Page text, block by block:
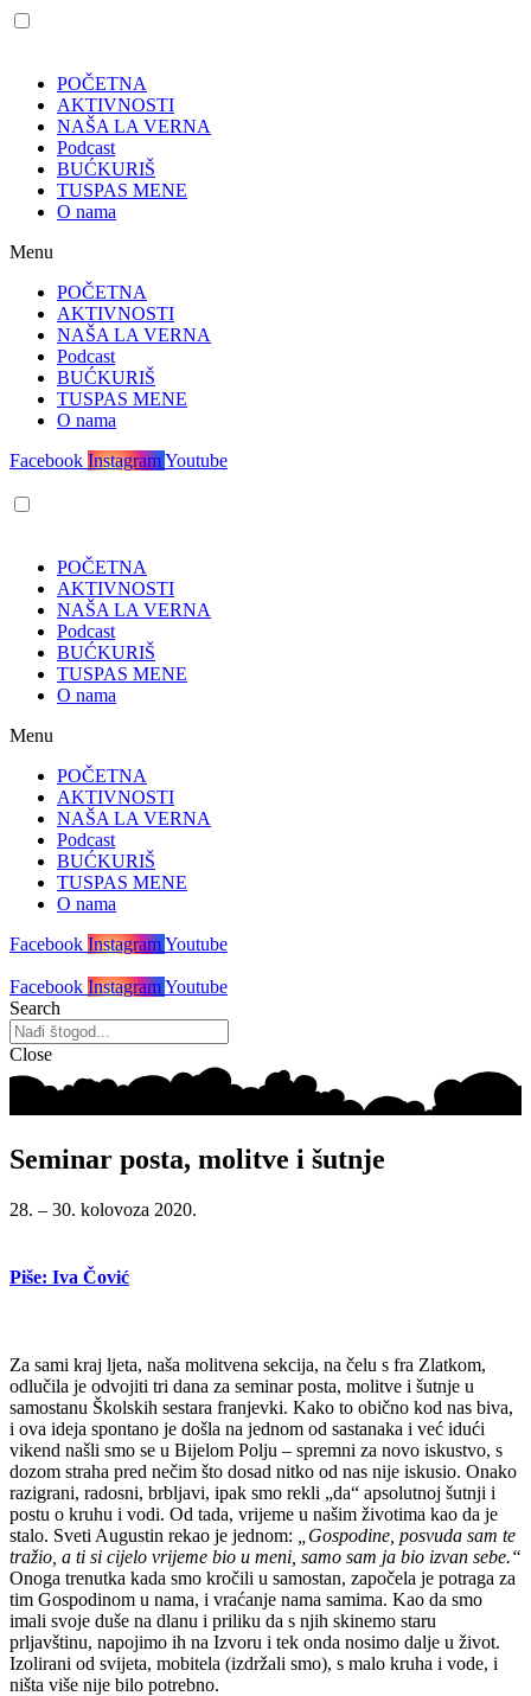
POČETNA
AKTIVNOSTI
NAŠA LA VERNA
Podcast
BUĆKURIŠ
TUSPAS MENE
O nama
Menu
POČETNA
AKTIVNOSTI
NAŠA LA VERNA
Podcast
BUĆKURIŠ
TUSPAS MENE
O nama
Facebook InstagramYoutube
POČETNA
AKTIVNOSTI
NAŠA LA VERNA
Podcast
BUĆKURIŠ
TUSPAS MENE
O nama
Menu
POČETNA
AKTIVNOSTI
NAŠA LA VERNA
Podcast
BUĆKURIŠ
TUSPAS MENE
O nama
Facebook InstagramYoutube
Facebook InstagramYoutube
Search
Close
Seminar posta, molitve i šutnje
28. – 30. kolovoza 2020.
Piše: Iva Čović
Za sami kraj ljeta, naša molitvena sekcija, na čelu s fra Zlatkom,
odlučila je odvojiti tri dana za seminar posta, molitve i šutnje u
samostanu Školskih sestara franjevki. Kako to obično kod nas biva,
i ova ideja spontano je došla na jednom od sastanaka i već idući
vikend našli smo se u Bijelom Polju – spremni za novo iskustvo, s
dozom straha pred nečim što dosad nitko od nas nije iskusio. Onako
razigrani, radosni, brbljavi, ipak smo rekli „da“ apsolutnoj šutnji i
postu o kruhu i vodi. Od tada, vrijeme u našim životima kao da je
stalo. Sveti Augustin rekao je jednom:
„Gospodine, posvuda sam te
tražio, a ti si cijelo vrijeme bio u meni, samo sam ja bio izvan sebe.“
Onoga trenutka kada smo kročili u samostan, započela je potraga za
tim Gospodinom u nama, i vraćanje nama samima. Kao da smo
imali svoje duše na dlanu i priliku da s njih skinemo staru
prljavštinu, napojimo ih na Izvoru i tek onda nosimo dalje u život.
Izolirani od svijeta, mobitela (izdržali smo), s malo kruha i vode, i
ništa više nije bilo potrebno.